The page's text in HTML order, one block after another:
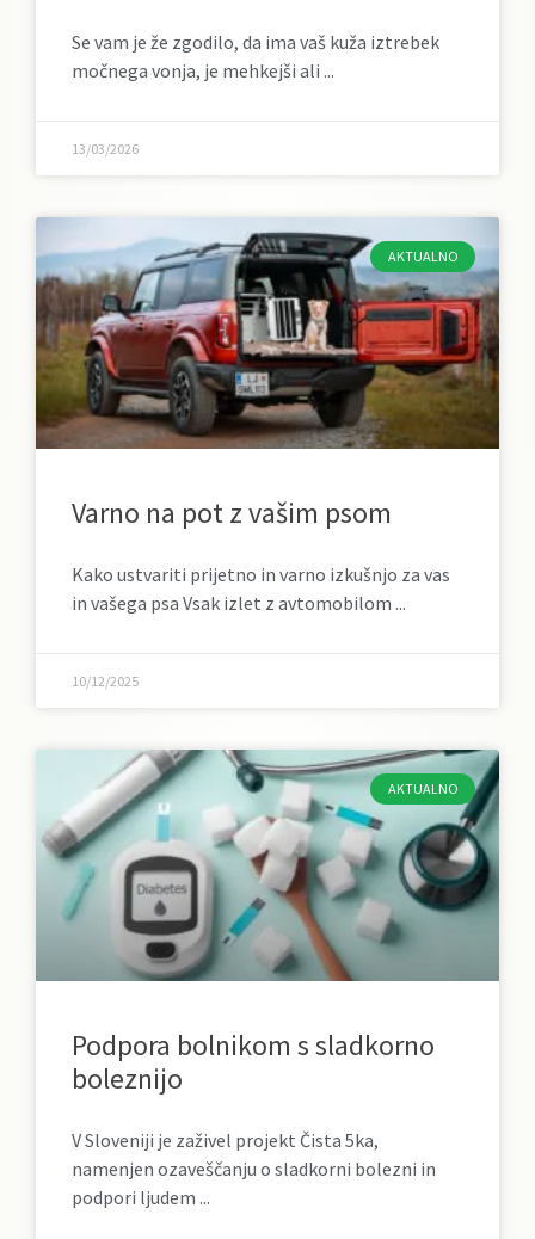
Se vam je že zgodilo, da ima vaš kuža iztrebek
močnega vonja, je mehkejši ali
13/03/2026
AKTUALNO
Varno na pot z vašim psom
Kako ustvariti prijetno in varno izkušnjo za vas
in vašega psa Vsak izlet z avtomobilom
10/12/2025
AKTUALNO
Podpora bolnikom s sladkorno
boleznijo
V Sloveniji je zaživel projekt Čista 5ka,
namenjen ozaveščanju o sladkorni bolezni in
podpori ljudem